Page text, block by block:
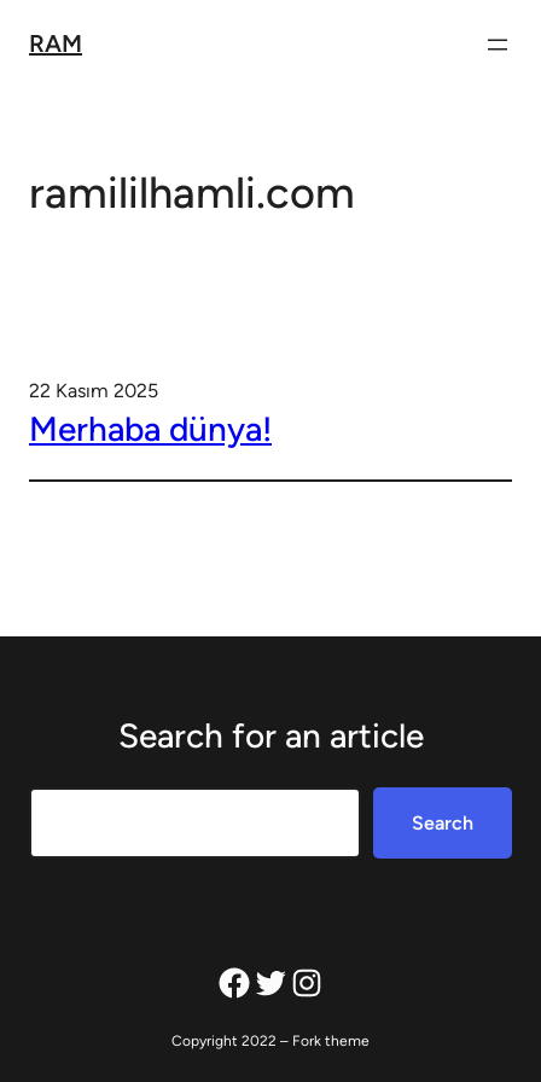
geçRAM
ramililhamli.com
22 Kasım 2025
Merhaba dünya!
Search for an article
Search
Facebook
TwitterInstagram
Copyright 2022 – Fork theme